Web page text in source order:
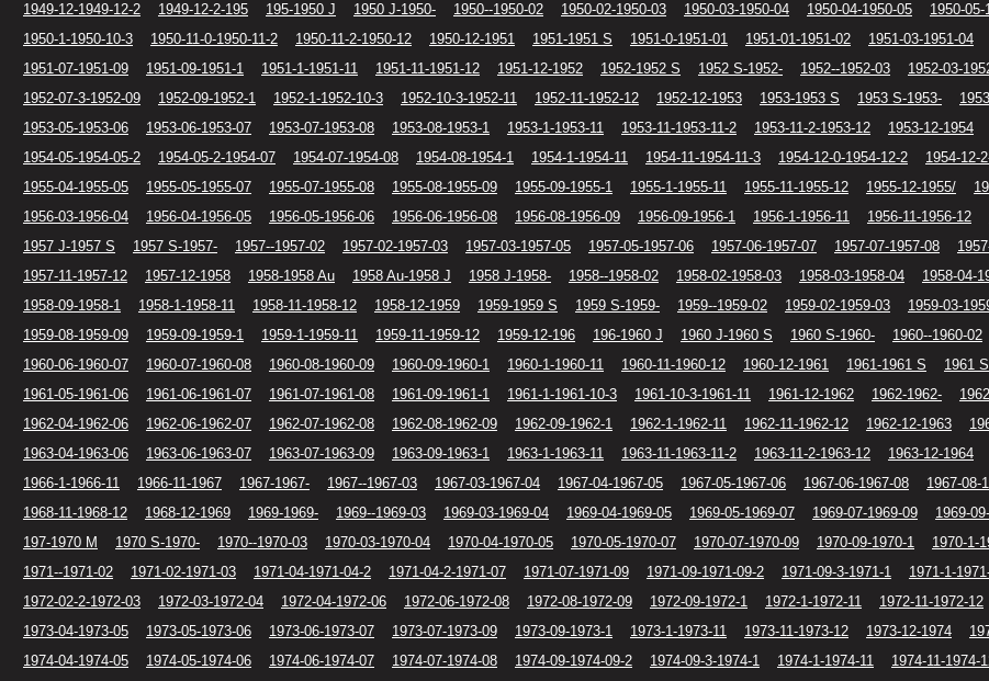
1949-12-1949-12-2
1949-12-2-195 195-1950 J 1950 J-1950- 1950--1950-02 1950-02-1950-03 1950-03-1950-04 1950-04-1950-05 1950-05-
1950-1-1950-10-3
1950-11-0-1950-11-2 1950-11-2-1950-12 1950-12-1951 1951-1951 S 1951-0-1951-01 1951-01-1951-02 1951-03-1951-04
1951-07-1951-09
1951-09-1951-1 1951-1-1951-11 1951-11-1951-12 1951-12-1952 1952-1952 S 1952 S-1952- 1952--1952-03 1952-03-
1952-07-3-1952-09
1952-09-1952-1 1952-1-1952-10-3 1952-10-3-1952-11 1952-11-1952-12 1952-12-1953 1953-1953 S 1953 S-1953-
1953-05-1953-06
1953-06-1953-07 1953-07-1953-08 1953-08-1953-1 1953-1-1953-11 1953-11-1953-11-2 1953-11-2-1953-12 1953-12-1954
1954-05-1954-05-2
1954-05-2-1954-07 1954-07-1954-08 1954-08-1954-1 1954-1-1954-11 1954-11-1954-11-3 1954-12-0-1954-12-2 1954-12-
1955-04-1955-05
1955-05-1955-07 1955-07-1955-08 1955-08-1955-09 1955-09-1955-1 1955-1-1955-11 1955-11-1955-12 1955-12-1955/
1956-03-1956-04
1956-04-1956-05 1956-05-1956-06 1956-06-1956-08 1956-08-1956-09 1956-09-1956-1 1956-1-1956-11 1956-11-1956-12
1957 J-1957 S
1957 S-1957- 1957--1957-02 1957-02-1957-03 1957-03-1957-05 1957-05-1957-06 1957-06-1957-07 1957-07-1957-08
1957-11-1957-12
1957-12-1958 1958-1958 Au 1958 Au-1958 J 1958 J-1958- 1958--1958-02 1958-02-1958-03 1958-03-1958-04 1958-04-
1958-09-1958-1
1958-1-1958-11 1958-11-1958-12 1958-12-1959 1959-1959 S 1959 S-1959- 1959--1959-02 1959-02-1959-03 1959-03-
1959-08-1959-09
1959-09-1959-1 1959-1-1959-11 1959-11-1959-12 1959-12-196 196-1960 J 1960 J-1960 S 1960 S-1960- 1960--1960-02
1960-06-1960-07
1960-07-1960-08 1960-08-1960-09 1960-09-1960-1 1960-1-1960-11 1960-11-1960-12 1960-12-1961 1961-1961 S 1961
1961-05-1961-06
1961-06-1961-07 1961-07-1961-08 1961-09-1961-1 1961-1-1961-10-3 1961-10-3-1961-11 1961-12-1962 1962-1962-
1962-04-1962-06
1962-06-1962-07 1962-07-1962-08 1962-08-1962-09 1962-09-1962-1 1962-1-1962-11 1962-11-1962-12 1962-12-1963
1963-04-1963-06
1963-06-1963-07 1963-07-1963-09 1963-09-1963-1 1963-1-1963-11 1963-11-1963-11-2 1963-11-2-1963-12 1963-12-1964
1966-1-1966-11
1966-11-1967 1967-1967- 1967--1967-03 1967-03-1967-04 1967-04-1967-05 1967-05-1967-06 1967-06-1967-08 1967-08-
1968-11-1968-12
1968-12-1969 1969-1969- 1969--1969-03 1969-03-1969-04 1969-04-1969-05 1969-05-1969-07 1969-07-1969-09 1969-
197-1970 M
1970 S-1970- 1970--1970-03 1970-03-1970-04 1970-04-1970-05 1970-05-1970-07 1970-07-1970-09 1970-09-1970-1 1970-1-
1971--1971-02
1971-02-1971-03 1971-04-1971-04-2 1971-04-2-1971-07 1971-07-1971-09 1971-09-1971-09-2 1971-09-3-1971-1 1971-1-
1972-02-2-1972-03
1972-03-1972-04 1972-04-1972-06 1972-06-1972-08 1972-08-1972-09 1972-09-1972-1 1972-1-1972-11 1972-11-1972-12
1973-04-1973-05
1973-05-1973-06 1973-06-1973-07 1973-07-1973-09 1973-09-1973-1 1973-1-1973-11 1973-11-1973-12 1973-12-1974
1974-04-1974-05
1974-05-1974-06 1974-06-1974-07 1974-07-1974-08 1974-09-1974-09-2 1974-09-3-1974-1 1974-1-1974-11 1974-11-1974-